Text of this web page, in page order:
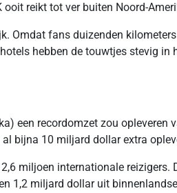
reikt tot ver buiten Noord-
Omdat fans duizenden
hebben de touwtjes stevig in
een recordomzet zou opleveren
bijna 10 miljard dollar extra
miljoen internationale
1,2 miljard dollar uit